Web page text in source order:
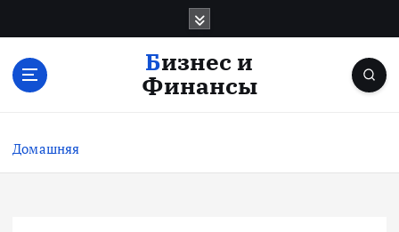
с
Бизнес и
Финансы
Домашняя